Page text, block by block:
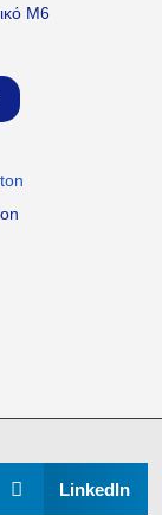
M6
LinkedIn